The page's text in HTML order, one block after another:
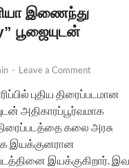
இணைந்து
பூஜையுடன்
- Leave a Comment
புதிய திரைப்படமான
அதிகாரப்பூர்வமாக
கலை அரசு
இயக்குனரான
இயக்குகிறார்.